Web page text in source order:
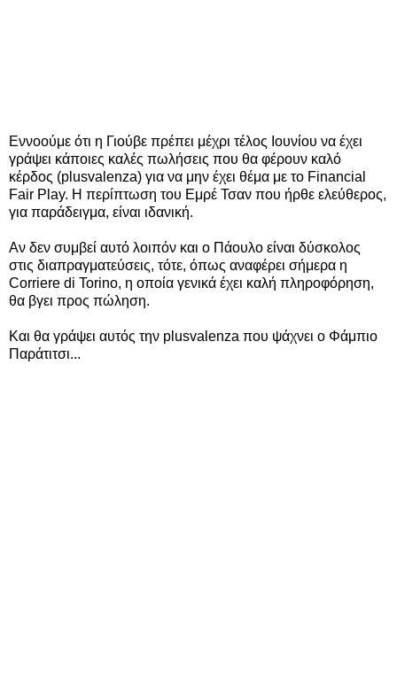
Εννοούμε ότι η Γιούβε πρέπει μέχρι τέλος Ιουνίου να έχει
γράψει κάποιες καλές πωλήσεις που θα φέρουν καλό
κέρδος (plusvalenza) για να μην έχει θέμα με το Financial
Fair Play. Η περίπτωση του Εμρέ Τσαν που ήρθε ελεύθερος,
για παράδειγμα, είναι ιδανική.
Αν δεν συμβεί αυτό λοιπόν και ο Πάουλο είναι δύσκολος
στις διαπραγματεύσεις, τότε, όπως αναφέρει σήμερα η
Corriere di Torino, η οποία γενικά έχει καλή πληροφόρηση,
θα βγει προς πώληση.
Και θα γράψει αυτός την plusvalenza που ψάχνει ο Φάμπιο
Παράτιτσι...